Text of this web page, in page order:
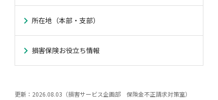
所在地（本部・支部）
損害保険お役立ち情報
更新：2026.08.03（損害サービス企画部 保険金不正請求対策室）